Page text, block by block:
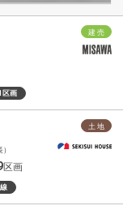
建 売
区画
土 地
区画